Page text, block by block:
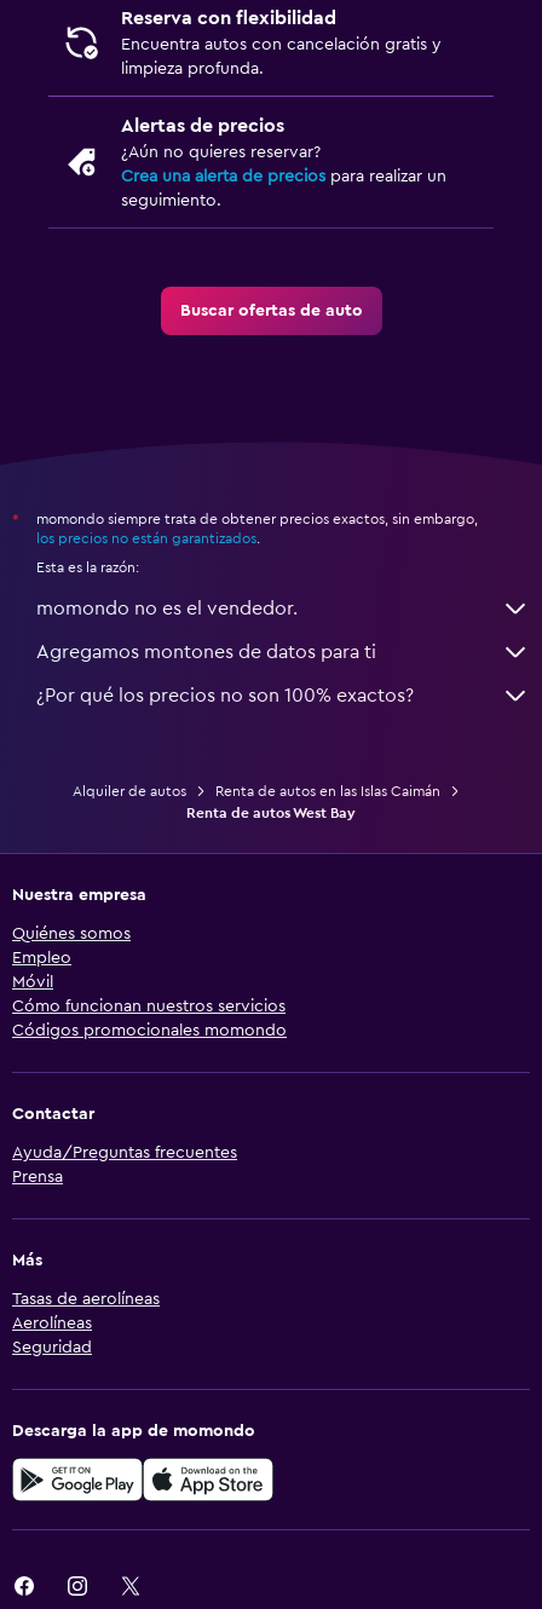
Reserva con flexibilidad
Encuentra autos con cancelación gratis y
limpieza profunda.
Alertas de precios
¿Aún no quieres reservar?
Crea una alerta de precios para realizar un
seguimiento.
Buscar ofertas de auto
*
momondo siempre trata de obtener precios exactos, sin embargo,
los precios no están garantizados.
Esta es la razón:
momondo no es el vendedor.
Agregamos montones de datos para ti
¿Por qué los precios no son 100% exactos?
Alquiler de autos
Renta de autos en las Islas Caimán
Renta de autos West Bay
Nuestra empresa
Quiénes somos
Empleo
Móvil
Cómo funcionan nuestros servicios
Códigos promocionales momondo
Contactar
Ayuda/Preguntas frecuentes
Prensa
Más
Tasas de aerolíneas
Aerolíneas
Seguridad
Descarga la app de momondo